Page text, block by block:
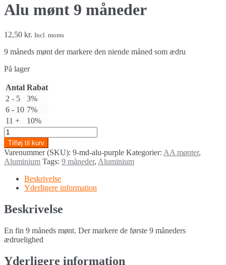
Alu mønt 9 måneder
12,50 kr. Incl. moms
9 måneds mønt der markere den niende måned som ædru
På lager
Antal Rabat
2 - 5
3%
6 - 10 7%
11 +
10%
Alu
mønt
9
måneder
quantity
Tilføj til kurv
Varenummer (SKU): 9-md-alu-purple Kategorier: AA mønter,
Aluminium Tags: 9 måneder, Aluminium
Beskrivelse
Yderligere information
Beskrivelse
En fin 9 måneds mønt. Der markere de første 9 måneders
ædruelighed
Yderligere information